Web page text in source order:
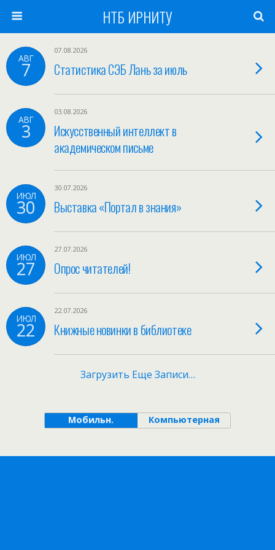
НТБ ИРНИТУ
АВГ
7
07.08.2026
Статистика СЭБ Лань за июль
АВГ
3
03.08.2026
Искусственный интеллект в
академическом письме
ИЮЛ
30
30.07.2026
Выставка «Портал в знания»
ИЮЛ
27
27.07.2026
Опрос читателей!
ИЮЛ
22
22.07.2026
Книжные новинки в библиотеке
Загрузить Еще Записи…
Мобильн. Компьютерная